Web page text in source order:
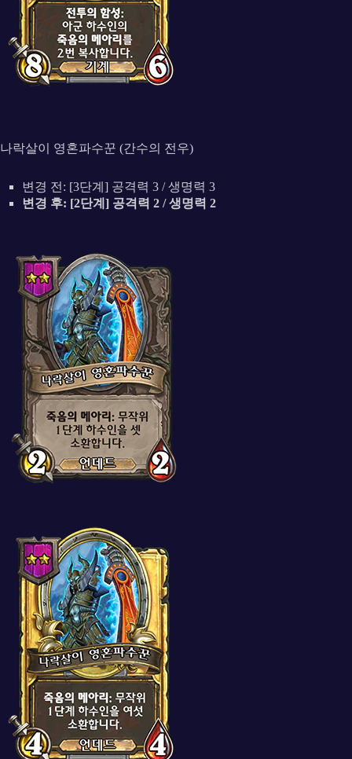
나락살이 영혼파수꾼 (간수의 전우)
변경 전: [3단계] 공격력 3 / 생명력 3
변경 후: [2단계] 공격력 2 / 생명력 2